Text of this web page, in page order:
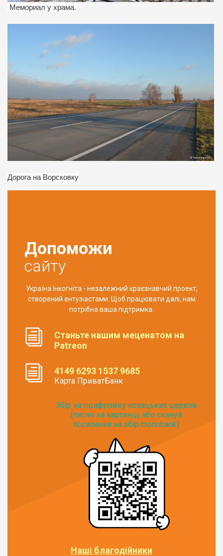
Мемориал у храма.
Дорога на Ворсковку
Допоможи
сайту
Україна Інкогніта - незалежний краєзнавчий проект,
створений ентузіастами. Щоб працювати далі, нам
потрібна ваша підтримка.
Станьте нашим меценатом на
Patreon
4149 6293 1537 9685
Карта ПриватБанк
Збір на оцифровку козацьких церков
(тисни на картинці, або скануй
посилання на збір monobank):
Наші благодійники